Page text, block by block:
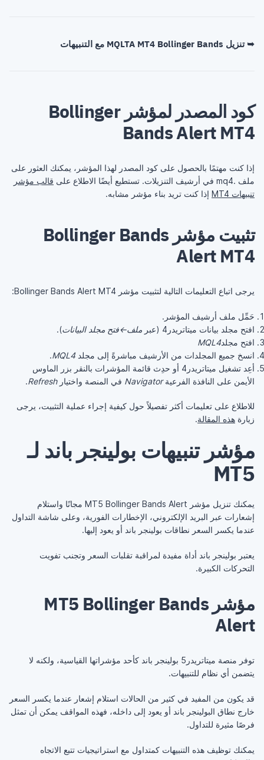
➥ تنزيل MQLTA MT4 Bollinger Bands مع التنبيهات
كود المصدر لمؤشر Bollinger
Bands Alert MT4
إذا كنت مهتمًا بالحصول على كود المصدر لهذا المؤشر، يمكنك العثور على
ملف .mq4 في أرشيف التنزيلات. تستطيع أيضًا الاطلاع على
قالب مؤشر
تنبيهات MT4
إذا كنت تريد بناء مؤشر مشابه.
تثبيت مؤشر Bollinger Bands
Alert MT4
يرجى اتباع التعليمات التالية لتثبيت مؤشر Bollinger Bands Alert MT4:
حَمِّل ملف أرشيف المؤشر.
افتح مجلد بيانات ميتاتريدر4 (عبر
ملف←فتح مجلد البيانات).
افتح مجلدMQL4
انسخ جميع المجلدات من الأرشيف مباشرةً إلى مجلدMQL4
.
أعِد تشغيل ميتاتريدر4 أو حدِث قائمة المؤشرات بالنقر بزر الماوس
الأيمن على النافذة الفرعيةNavigator في المنصة واختيارRefresh
.
للاطلاع على تعليمات أكثر تفصيلاً حول كيفية إجراء عملية التثبيت، يرجى
زيارة هذه المقالة.
مؤشر تنبيهات بولينجر باند لـ
MT5
يمكنك تنزيل مؤشر MT5 Bollinger Bands Alert مجانًا واستلام
إشعارات عبر البريد الإلكتروني، الإخطارات الفورية، وعلى شاشة التداول
عندما يكسر السعر نطاقات بولينجر باند أو يعود إليها.
يعتبر بولينجر باند أداة مفيدة لمراقبة تقلبات السعر وتجنب تفويت
التحركات الكبيرة.
مؤشر MT5 Bollinger Bands
Alert
توفر منصة ميتاتريدر5 بولينجر باند كأحد مؤشراتها القياسية، ولكنه لا
يتضمن أي نظام للتنبيهات.
قد يكون من المفيد في كثير من الحالات استلام إشعار عندما يكسر السعر
خارج نطاق البولينجر باند أو يعود إلى داخله، فهذه المواقف يمكن أن تمثل
فرصًا مثيرة للتداول.
يمكنك توظيف هذه التنبيهات كمتداول مع استراتيجيات تتبع الاتجاه